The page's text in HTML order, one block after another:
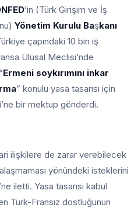
’in (Türk Girişim ve İş
Yönetim Kurulu Başkanı
çapındaki 10 bin iş
Ulusal Meclisi’nde
Ermeni soykırımını inkar
” konulu yasa tasarısı için
bir mektup gönderdi.
ilişkilere de zarar verebilecek
yönündeki isteklerini
iletti. Yasa tasarısı kabul
Türk-Fransız dostluğunun